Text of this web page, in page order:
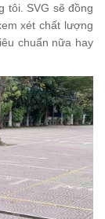
tôi. SVG sẽ đồng
xét chất lượng
chuẩn nữa hay